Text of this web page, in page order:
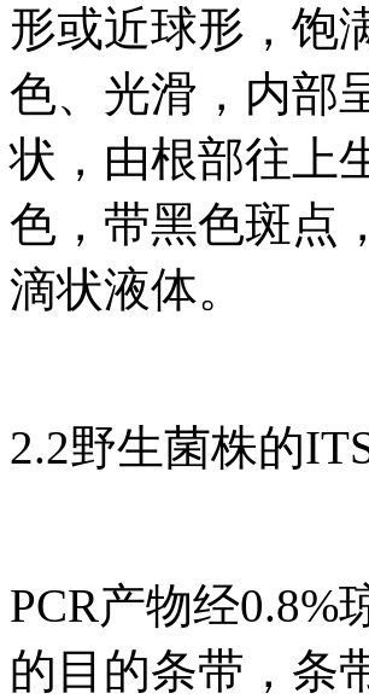
形或近球形，饱
色、光滑，内部
状，由根部往上
色，带黑色斑点
滴状液体。
2.2野生菌株的
PCR产物经0.8%
的目的条带，条